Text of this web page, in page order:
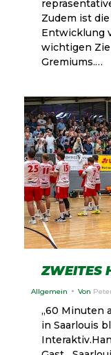
Zudem ist
Entwicklung
wichtigen
Gremiums.…
ZWEITES
Allgemein Von
„60 Minuten
in Saarlouis